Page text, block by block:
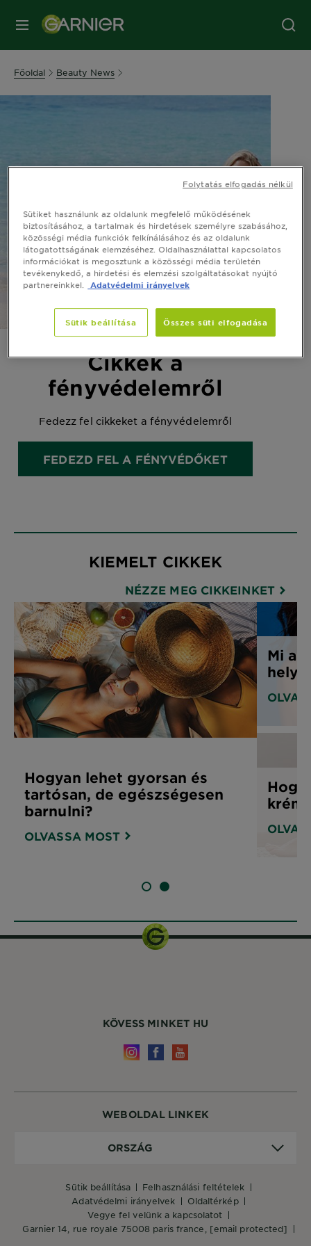
MENÜ
Főoldal Beauty News
Cikkek a
fényvédelemről
Fedezz fel cikkeket a fényvédelemről
FEDEZD FEL A FÉNYVÉDŐKET
KIEMELT CIKKEK
NÉZZE MEG CIKKEINKET
Hogyan lehet gyorsan és
tartósan, de egészségesen
barnulni?
OLVASSA MOST
Mi az
krém
SLIDE 1SLIDE 2
WEBOLDAL LINKEK
sütik beállítása
felhasználási feltételek
adatvédelmi irányelvek
oldaltérkép
vegye fel velünk a kapcsolatot
garnier 14, rue royale 75008 paris france, [email protected]
ORSZÁG
KÖVESS MINKET HU
Sütiket használunk az oldalunk megfelelő működésének
biztosításához, a tartalmak és hirdetések személyre szabásához,
közösségi média funkciók felkínálásához és az oldalunk
látogatottságának elemzéséhez. Oldalhasználattal kapcsolatos
információkat is megosztunk a közösségi média területén
tevékenykedő, a hirdetési és elemzési szolgáltatásokat nyújtó
partnereinkkel.
Adatvédelmi irányelvek
Sütik beállítása Összes süti elfogadása
Folytatás elfogadás nélkül